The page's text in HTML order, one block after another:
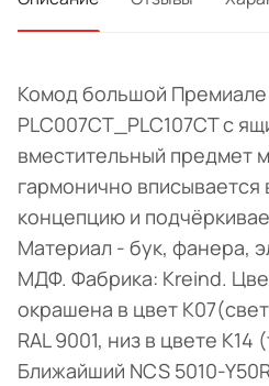
Комод большой Премиале
PLC007CT_PLC107CT с
вместительный предмет
гармонично
концепцию и
Материал - бук, фанера,
МДФ. Фабрика: Kreind.
окрашена в цвет
RAL 9001, низ в цвете
Ближайший NCS 5010-